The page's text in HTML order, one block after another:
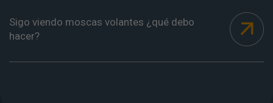
Sigo viendo moscas volantes ¿qué debo
hacer?